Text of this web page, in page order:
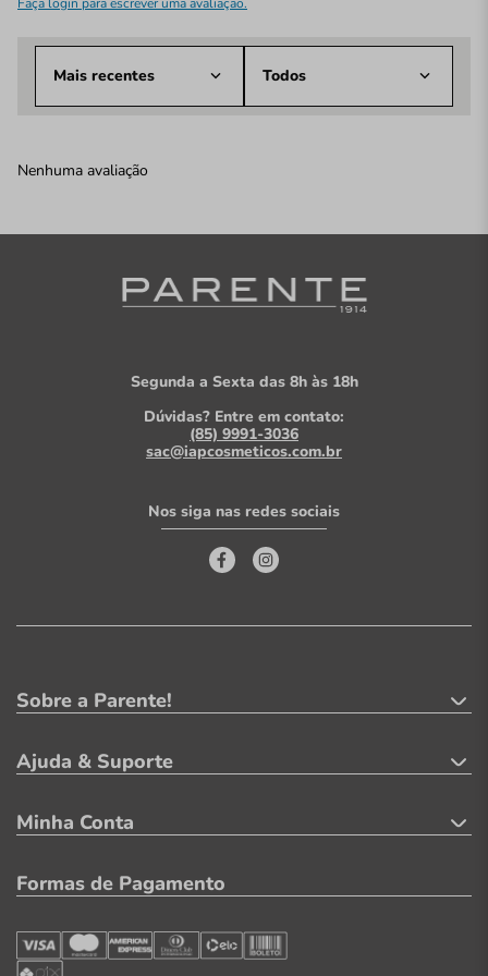
Mais recentes Todos
Nenhuma avaliação
Segunda a Sexta das 8h às 18h
Dúvidas? Entre em contato:
(85) 9991-3036
sac@iapcosmeticos.com.br
Nos siga nas redes sociais
Sobre a Parente!
Ajuda & Suporte
Minha Conta
Formas de Pagamento